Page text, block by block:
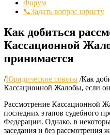
Форум
📞Задать вопрос юристу
Как добиться
Кассационной
принимается
/Юридические советы /Как
Кассационной Жалобы, если
Рассмотрение Кассационной
последних этапов судебного
Федерации. Однако, в
заседания и без рассмотрения